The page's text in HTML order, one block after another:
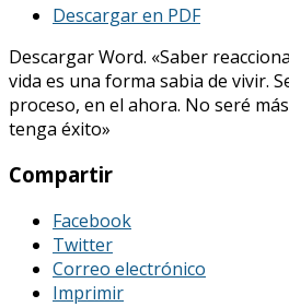
Descargar en PDF
Descargar Word. «Saber
vida es una forma sabia de vivir.
proceso, en el ahora. No seré
tenga éxito»
Compartir
Facebook
Twitter
Correo electrónico
Imprimir